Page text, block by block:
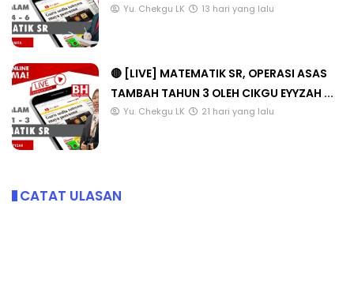
Yu. Chekgu LK 13 hari yang lalu
🔴 [LIVE] MATEMATIK SR, OPERASI ASAS
TAMBAH TAHUN 3 OLEH CIKGU EYYZAH ...
Yu. Chekgu LK 21 hari yang lalu
CATAT ULASAN